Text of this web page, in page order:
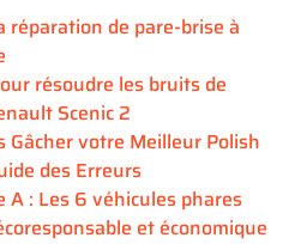
réparation de pare-brise à
résoudre les bruits de
Scenic 2
Gâcher votre Meilleur Polish
des Erreurs
A : Les 6 véhicules phares
et économique